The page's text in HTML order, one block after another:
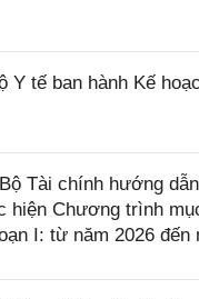
Y tế ban hành Kế
Tài chính hướng
hiện Chương trình
I: từ năm 2026 đến